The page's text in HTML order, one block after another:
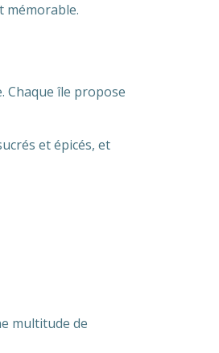
mémorable.
Chaque île propose
et épicés, et
multitude de